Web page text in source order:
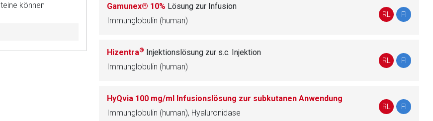
können
Gamunex® 10% Lösung zur Infusion
Immunglobulin (human)
RL FI
Hizentra® Injektionslösung zur s.c. Injektion
Immunglobulin (human)
RL FI
HyQvia 100 mg/ml Infusionslösung zur subkutanen Anwendung
Immunglobulin (human), Hyaluronidase
RL FI
Link öffnet eine externe Web-Seite. Für die Inhalte der externen Web-Seite ist deren
gelten dort ggf. andere Datenschutzbestimmungen.